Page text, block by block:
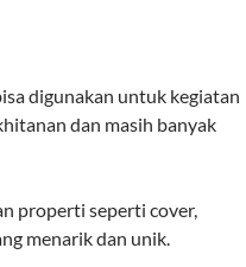
digunakan untuk kegiatan
dan masih banyak
properti seperti cover,
menarik dan unik.